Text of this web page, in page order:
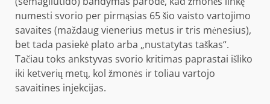
numesti svorio per pirmąsias 65 šio vaisto vartojimo
savaites (maždaug vienerius metus ir tris mėnesius),
bet tada pasiekė plato arba „nustatytas taškas“.
Tačiau toks ankstyvas svorio kritimas paprastai išliko
iki ketverių metų, kol žmonės ir toliau vartojo
savaitines injekcijas.